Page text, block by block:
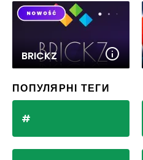
BRICKZ
ПОПУЛЯРНІ ТЕГИ